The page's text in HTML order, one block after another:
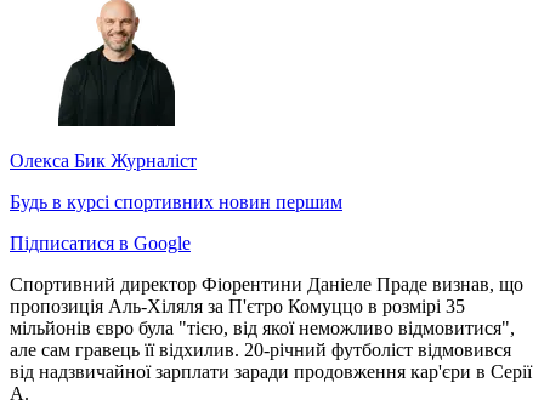
Олекса Бик Журналіст
Будь в курсі спортивних новин першим
Підписатися в Google
Спортивний директор Фіорентини Даніеле Праде визнав, що
пропозиція Аль-Хіляля за П'єтро Комуццо в розмірі 35
мільйонів євро була "тією, від якої неможливо відмовитися",
але сам гравець її відхилив. 20-річний футболіст відмовився
від надзвичайної зарплати заради продовження кар'єри в Серії
А.